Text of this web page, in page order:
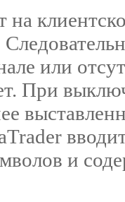
на
или
При
и